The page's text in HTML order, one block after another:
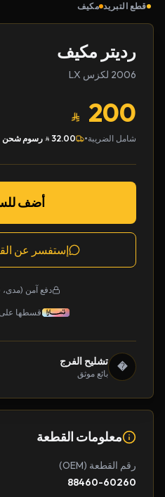
قطع التبريد مكيف
رديتر مكيف
2006 لكزس LX
200
شامل الضريبة•
32.00 رسوم شحن
أضف
إستفسر عن
دفع آمن (مدى،
قسطها على
� تشليح الفرج
بائع موثق
معلومات القطعة
رقم القطعة (OEM)
88460-60260